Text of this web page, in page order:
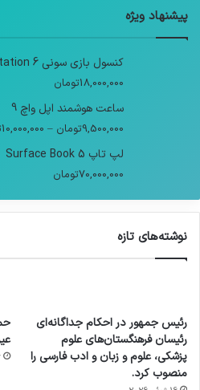
پیشنهاد ویژه
کنسول بازی سونی PlayStation 6
18,000,000تومان
ساعت هوشمند اپل واچ 9
9,500,000تومان –
10,000,000
لپ تاپ Surface Book 5
70,000,000تومان
نوشته‌های تازه
رئیس جمهور در احکام جداگانه‌ای
رئیسان فرهنگستان‌های علوم
پزشکی، علوم و زبان و ادب فارسی را
منصوب کرد.